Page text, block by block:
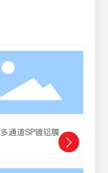
多通道SP镀铝膜